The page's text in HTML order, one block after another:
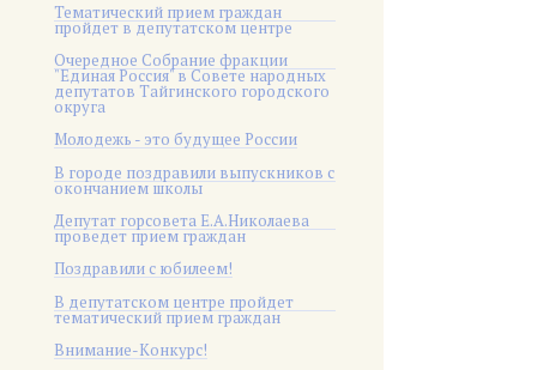
Тематический прием граждан
пройдет в депутатском центре
Очередное Собрание фракции
"Единая Россия" в Совете народных
депутатов Тайгинского городского
округа
Молодежь - это будущее России
В городе поздравили выпускников с
окончанием школы
Депутат горсовета Е.А.Николаева
проведет прием граждан
Поздравили с юбилеем!
В депутатском центре пройдет
тематический прием граждан
Внимание-Конкурс!